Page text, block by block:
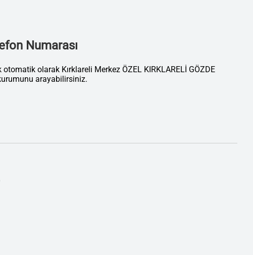
Numarası
olarak Kırklareli Merkez ÖZEL KIRKLARELİ GÖZDE
arayabilirsiniz.